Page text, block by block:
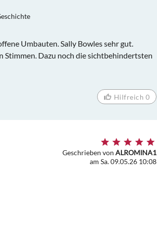
Umbauten. Sally Bowles sehr gut.
Stimmen. Dazu noch die sichtbehindertsten
Hilfreich 0
Geschrieben von ALROMINA1
am Sa. 09.05.26 10:08